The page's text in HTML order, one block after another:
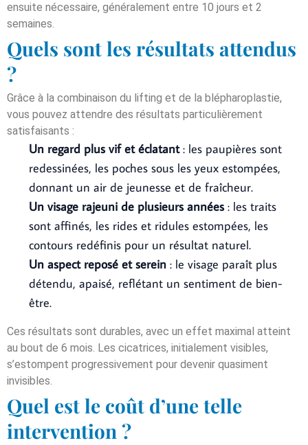
ensuite nécessaire, généralement entre 10 jours et 2
semaines.
Quels sont les résultats attendus
?
Grâce à la combinaison du lifting et de la blépharoplastie,
vous pouvez attendre des résultats particulièrement
satisfaisants :
Un regard plus vif et éclatant: les paupières sont
redessinées, les poches sous les yeux estompées,
donnant un air de jeunesse et de fraîcheur.
Un visage rajeuni de plusieurs années : les traits
sont affinés, les rides et ridules estompées, les
contours redéfinis pour un résultat naturel.
Un aspect reposé et serein : le visage paraît plus
détendu, apaisé, reflétant un sentiment de bien-
être.
Ces résultats sont durables, avec un effet maximal atteint
au bout de 6 mois. Les cicatrices, initialement visibles,
s’estompent progressivement pour devenir quasiment
invisibles.
Quel est le coût d’une telle
intervention ?